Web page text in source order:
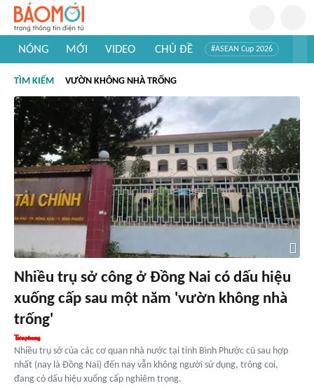
NÓNG MỚI VIDEO CHỦ ĐỀ #ASEAN Cup 2026
#Khám phá thế giới
TÌM KIẾM VƯỜN KHÔNG NHÀ TRỐNG
Nhiều trụ sở công ở Đồng Nai có dấu hiệu
xuống cấp sau một năm 'vườn không nhà
trống'
Nhiều trụ sở của các cơ quan nhà nước tại tỉnh Bình Phước cũ sau hợp
nhất (nay là Đồng Nai) đến nay vẫn không người sử dụng, trông coi,
đang có dấu hiệu xuống cấp nghiêm trọng.